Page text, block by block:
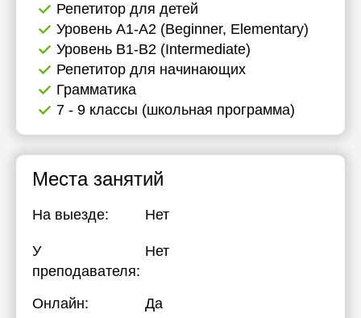
Репетитор для детей
Уровень А1-А2 (Beginner, Elementary)
Уровень B1-B2 (Intermediate)
Репетитор для начинающих
Грамматика
7 - 9 классы (школьная программа)
Места занятий
На выезде: Нет
У
преподавателя:
Нет
Онлайн: Да